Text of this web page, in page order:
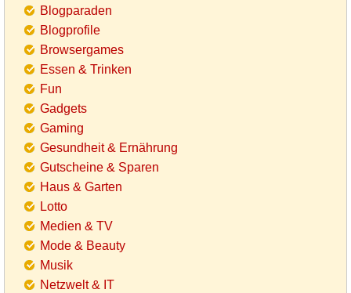
Blogparaden
Blogprofile
Browsergames
Essen & Trinken
Fun
Gadgets
Gaming
Gesundheit & Ernährung
Gutscheine & Sparen
Haus & Garten
Lotto
Medien & TV
Mode & Beauty
Musik
Netzwelt & IT